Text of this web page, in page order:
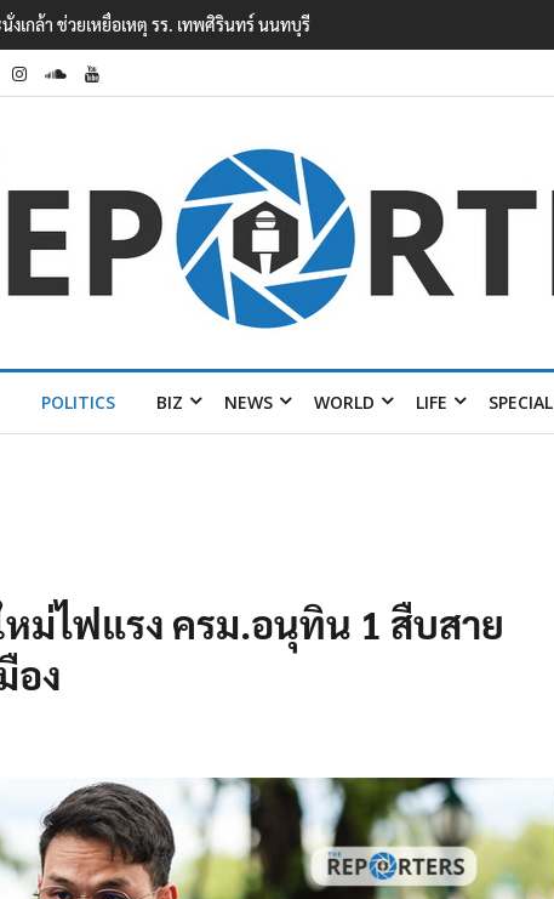
ในโรงเรียนเทพศิรินทร์ นนทบุรี พบเด็กก่อเหตุเครียดเรื่องเรียน
POLITICS BIZ NEWS WORLD LIFE SPECIAL
ม่ไฟแรง ครม.อนุทิน 1 สืบสาย
อง